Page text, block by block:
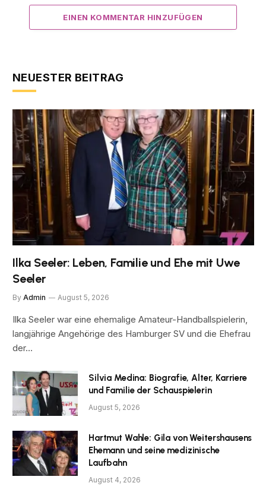
EINEN KOMMENTAR HINZUFÜGEN
NEUESTER BEITRAG
Ilka Seeler: Leben, Familie und Ehe mit Uwe
Seeler
By Admin August 5, 2026
Ilka Seeler war eine ehemalige Amateur-Handballspielerin,
langjährige Angehörige des Hamburger SV und die Ehefrau
der…
Silvia Medina: Biografie, Alter, Karriere
und Familie der Schauspielerin
August 5, 2026
Hartmut Wahle: Gila von Weitershausens
Ehemann und seine medizinische
Laufbahn
August 4, 2026